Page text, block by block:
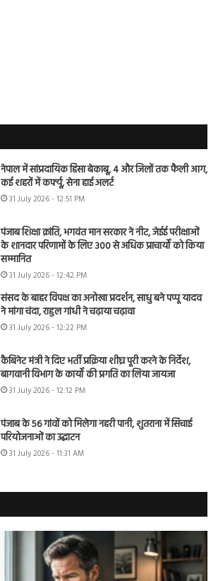
नेपाल में सांप्रदायिक हिंसा बेकाबू, 4 और जिलों तक फैली आग,
कई शहरों में कर्फ्यू, सेना हाई अलर्ट
31 July 2026 - 12:51 PM
पंजाब शिक्षा क्रांति, भगवंत मान सरकार ने नीट, जेईई परीक्षाओं
के शानदार परिणामों के लिए 300 से अधिक प्राचार्यों को किया
सम्मानित
31 July 2026 - 12:42 PM
संसद के बाहर विपक्ष का अनोखा प्रदर्शन, साधु बने पप्पू यादव
ने मांगा चंदा, राहुल गांधी ने चढ़ाया चढ़ावा
31 July 2026 - 12:22 PM
कैबिनेट मंत्री ने दिए भर्ती प्रक्रिया शीघ्र पूरी करने के निर्देश,
बागवानी विभाग के कार्यों की प्रगति का लिया जायजा
31 July 2026 - 12:12 PM
पंजाब के 56 गांवों को मिलेगा नहरी पानी, शुतराना में सिंचाई
परियोजनाओं का उद्घाटन
31 July 2026 - 11:31 AM